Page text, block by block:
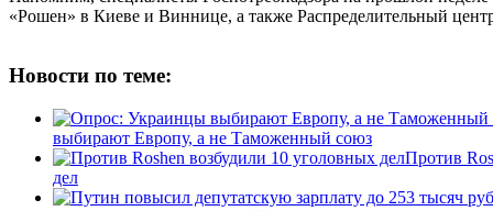
«Рошен» в Киеве и Виннице, а также Распределительный
Новости по теме:
выбирают Европу, а не Таможенный союз
Против
дел